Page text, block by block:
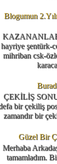
Blogumun
KAZANANLAR
hayriye şentürk-
mihriban csk-
ÇEKİLİŞ
bir çekiliş
zamandır bir
Güzel Bir
Merhaba
tamamladım.